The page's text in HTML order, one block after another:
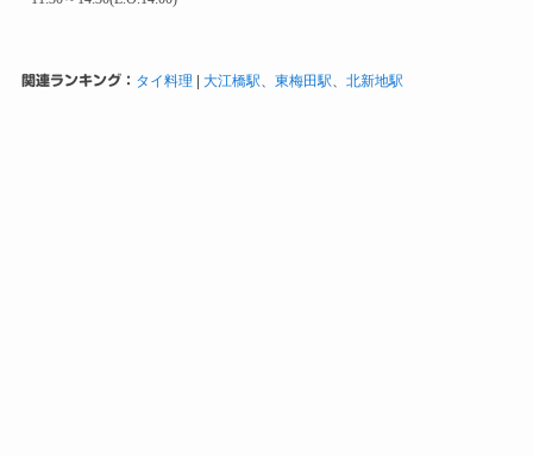
関連ランキング： タイ料理 大江橋駅、 東梅田駅、 北新地駅